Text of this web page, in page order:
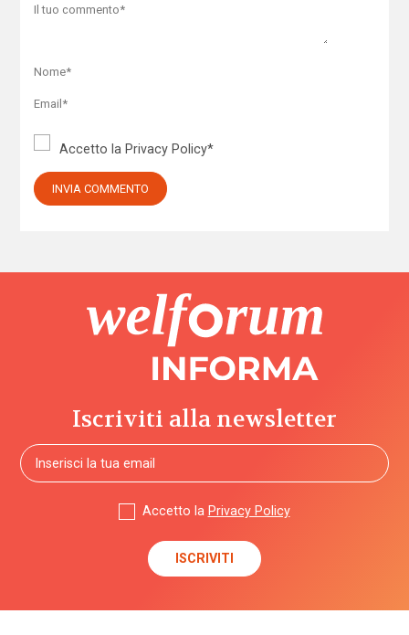
Accetto la Privacy Policy*
Iscriviti alla newsletter
Accetto la Privacy Policy